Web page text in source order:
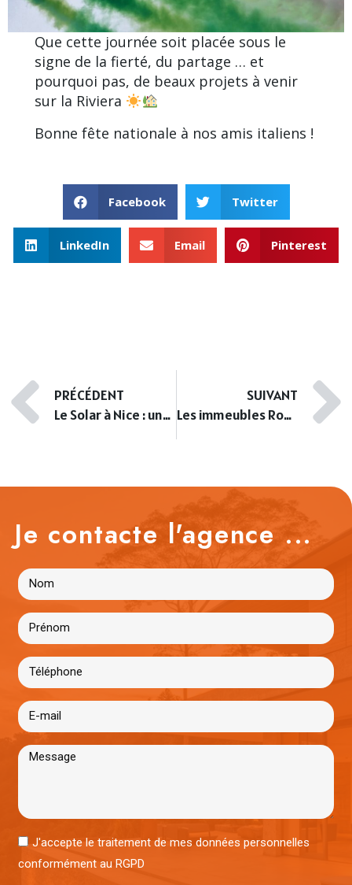
Que cette journée soit placée sous le
signe de la fierté, du partage … et
pourquoi pas, de beaux projets à venir
sur la Riviera
Bonne fête nationale à nos amis italiens !
Facebook Twitter
LinkedIn Email Pinterest
PRÉCÉDENT
Le Solar à Nice : une résidence des années 60 au cœur du quartier des Baumettes
SUIVANT
Les immeubles Rometti à Nice : une signature reconnue
Je contacte l'agence ...
J'accepte le traitement de mes données personnelles
conformément au RGPD